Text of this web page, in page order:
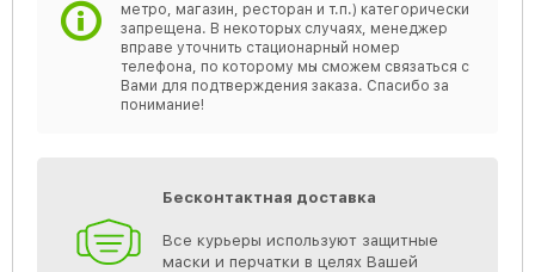
метро, магазин, ресторан и т.п.) категорически
запрещена. В некоторых случаях, менеджер
вправе уточнить стационарный номер
телефона, по которому мы сможем связаться с
Вами для подтверждения заказа. Спасибо за
понимание!
Бесконтактная доставка
Все курьеры используют защитные
маски и перчатки в целях Вашей